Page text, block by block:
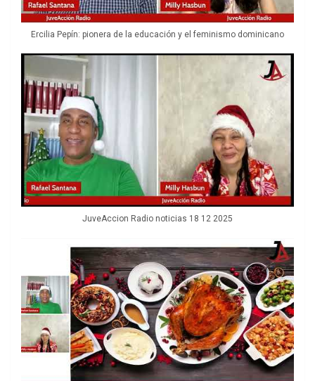
Ercilia Pepín: pionera de la educación y el feminismo dominicano
JuveAccion Radio noticias 18 12 2025